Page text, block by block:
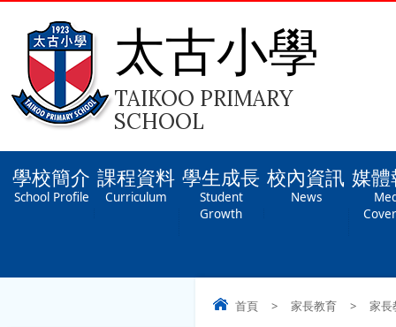
太古小學
TAIKOO PRIMARY
SCHOOL
學校簡介
School Profile
課程資料
Curriculum
學生成長
Student
Growth
校內資訊
News
媒
首頁 > 家長教育 > 家長